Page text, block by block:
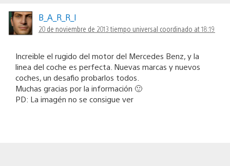
B_A_R_R_I
20 de noviembre de 2013 tiempo universal coordinado at 18:19
Increible el rugido del motor del Mercedes Benz, y la
linea del coche es perfecta. Nuevas marcas y nuevos
coches, un desafio probarlos todos.
Muchas gracias por la información 🙂
PD: La imagén no se consigue ver